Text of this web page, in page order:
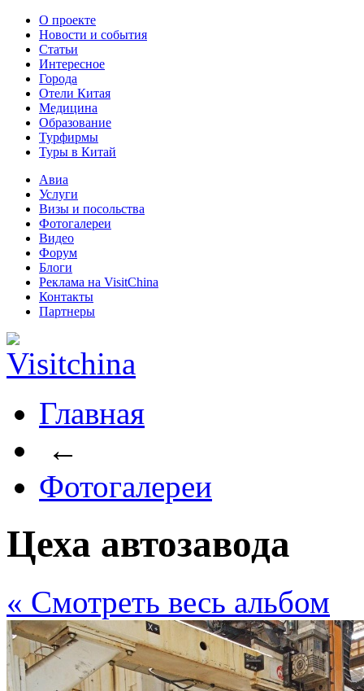
О проекте
Новости и события
Статьи
Интересное
Города
Отели Китая
Медицина
Образование
Турфирмы
Туры в Китай
Авиа
Услуги
Визы и посольства
Фотогалереи
Видео
Форум
Блоги
Реклама на VisitChina
Контакты
Партнеры
Главная
←
Фотогалереи
Цеха автозавода
« Cмотреть весь альбом